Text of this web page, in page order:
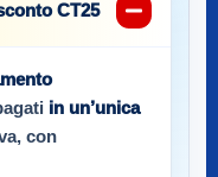
CT25
in un’unica
con